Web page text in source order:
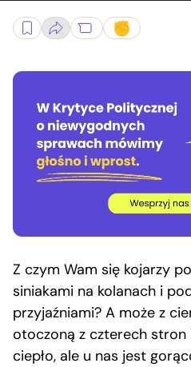
Z czym Wam się kojarzy
siniakami na kolanach i
przyjaźniami? A może z
otoczoną z czterech stron
ciepło, ale u nas jest